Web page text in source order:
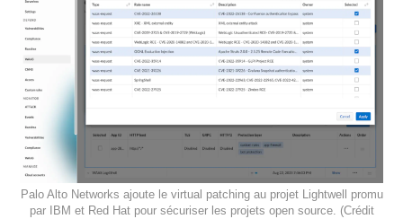
Palo Alto Networks ajoute le virtual patching au projet Lightwell promu
par IBM et Red Hat pour sécuriser les projets open source. (Crédit